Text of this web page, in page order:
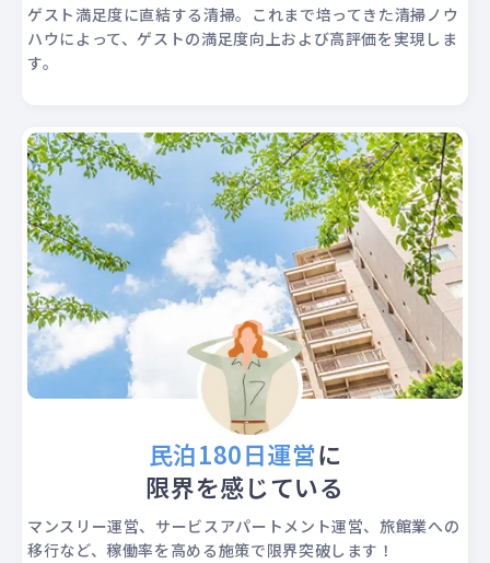
ゲスト満足度に直結する清掃。これまで培ってきた清掃ノウ
ハウによって、ゲストの満足度向上および高評価を実現しま
す。
民泊180日運営に
限界を感じている
マンスリー運営、サービスアパートメント運営、旅館業への
移行など、稼働率を高める施策で限界突破します！